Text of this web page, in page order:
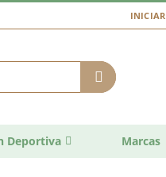
Deportiva Marcas